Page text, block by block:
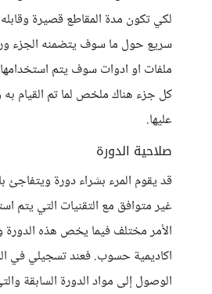
لكي تكون مدة المقاطع قصيرة
سريع حول ما سوف يتضمنه الجزء
ملفات او ادوات سوف يتم
كل جزء هناك ملخص لما تم القيام به
عليها.
صلاحية الدورة
قد يقوم المرء بشراء دورة
غير متوافق مع التقنيات التي يتم
الأمر مختلف فيما يخص هذه الدورة
اكاديمية حسوب. فعند تسجيلي في
الوصول إلى مواد الدورة السابقة